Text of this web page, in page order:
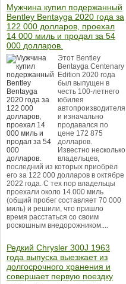
Мужчина купил подержанный
Bentley Bentayga 2020 года за
122 000 долларов, проехал
14 000 миль и продал за 54
000 долларов.
Этот Bentley
Bentayga Centenary
Edition 2020 года
был выпущен в
честь 100-летнего
юбилея
автопроизводителя
и изначально
продавался по
цене 172 875
долларов.
Известно несколько
владельцев,
последний из которых приобрёл
его за 122 000 долларов в октябре
2022 года. С тех пор владельцы
проехали около 14 000 миль
(общий пробег составляет 70 000
миль) и решили, что пришло
время расстаться со своим
роскошным внедорожником....
Редкий Chrysler 300J 1963
года выпуска выезжает из
долгосрочного хранения и
совершает первую поездку